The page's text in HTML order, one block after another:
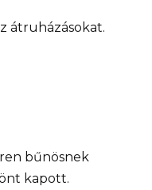
átruházásokat.
bűnösnek
kapott.